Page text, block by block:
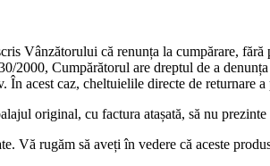
Vânzătorului că renunța la cumpărare,
2000, Cumpărătorul are dreptul de a
În acest caz, cheltuielile directe de returnare
original, cu factura atașată, să nu
Vă rugăm să aveți în vedere că aceste